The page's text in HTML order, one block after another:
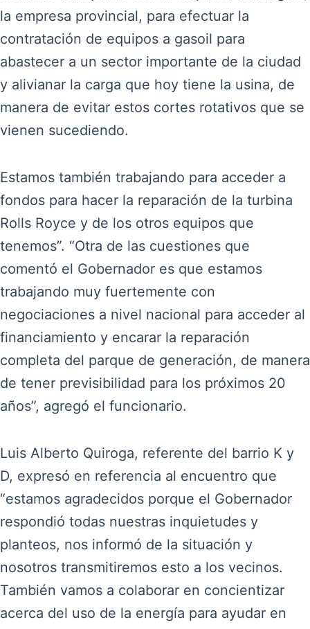
la empresa provincial, para efectuar la
contratación de equipos a gasoil para
abastecer a un sector importante de la ciudad
y alivianar la carga que hoy tiene la usina, de
manera de evitar estos cortes rotativos que se
vienen sucediendo.
Estamos también trabajando para acceder a
fondos para hacer la reparación de la turbina
Rolls Royce y de los otros equipos que
tenemos”. “Otra de las cuestiones que
comentó el Gobernador es que estamos
trabajando muy fuertemente con
negociaciones a nivel nacional para acceder al
financiamiento y encarar la reparación
completa del parque de generación, de manera
de tener previsibilidad para los próximos 20
años”, agregó el funcionario.
Luis Alberto Quiroga, referente del barrio K y
D, expresó en referencia al encuentro que
“estamos agradecidos porque el Gobernador
respondió todas nuestras inquietudes y
planteos, nos informó de la situación y
nosotros transmitiremos esto a los vecinos.
También vamos a colaborar en concientizar
acerca del uso de la energía para ayudar en